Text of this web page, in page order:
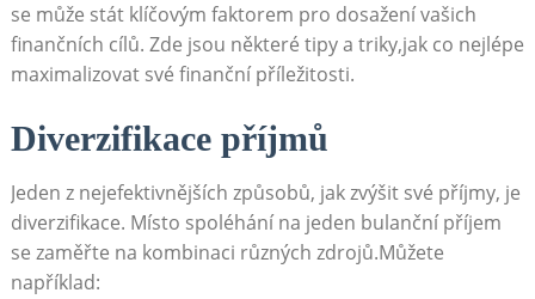
se může stát⁤ klíčovým ⁢faktorem pro dosažení vašich
finančních cílů. Zde jsou některé tipy⁣ a triky,jak co nejlépe
maximalizovat‌ své finanční příležitosti.
Diverzifikace příjmů
Jeden z⁢ nejefektivnějších způsobů, jak zvýšit⁢ své ‍příjmy, je
diverzifikace. Místo spoléhání na jeden bulanční příjem
se ‍zaměřte na kombinaci různých‍ zdrojů.Můžete‍
například: